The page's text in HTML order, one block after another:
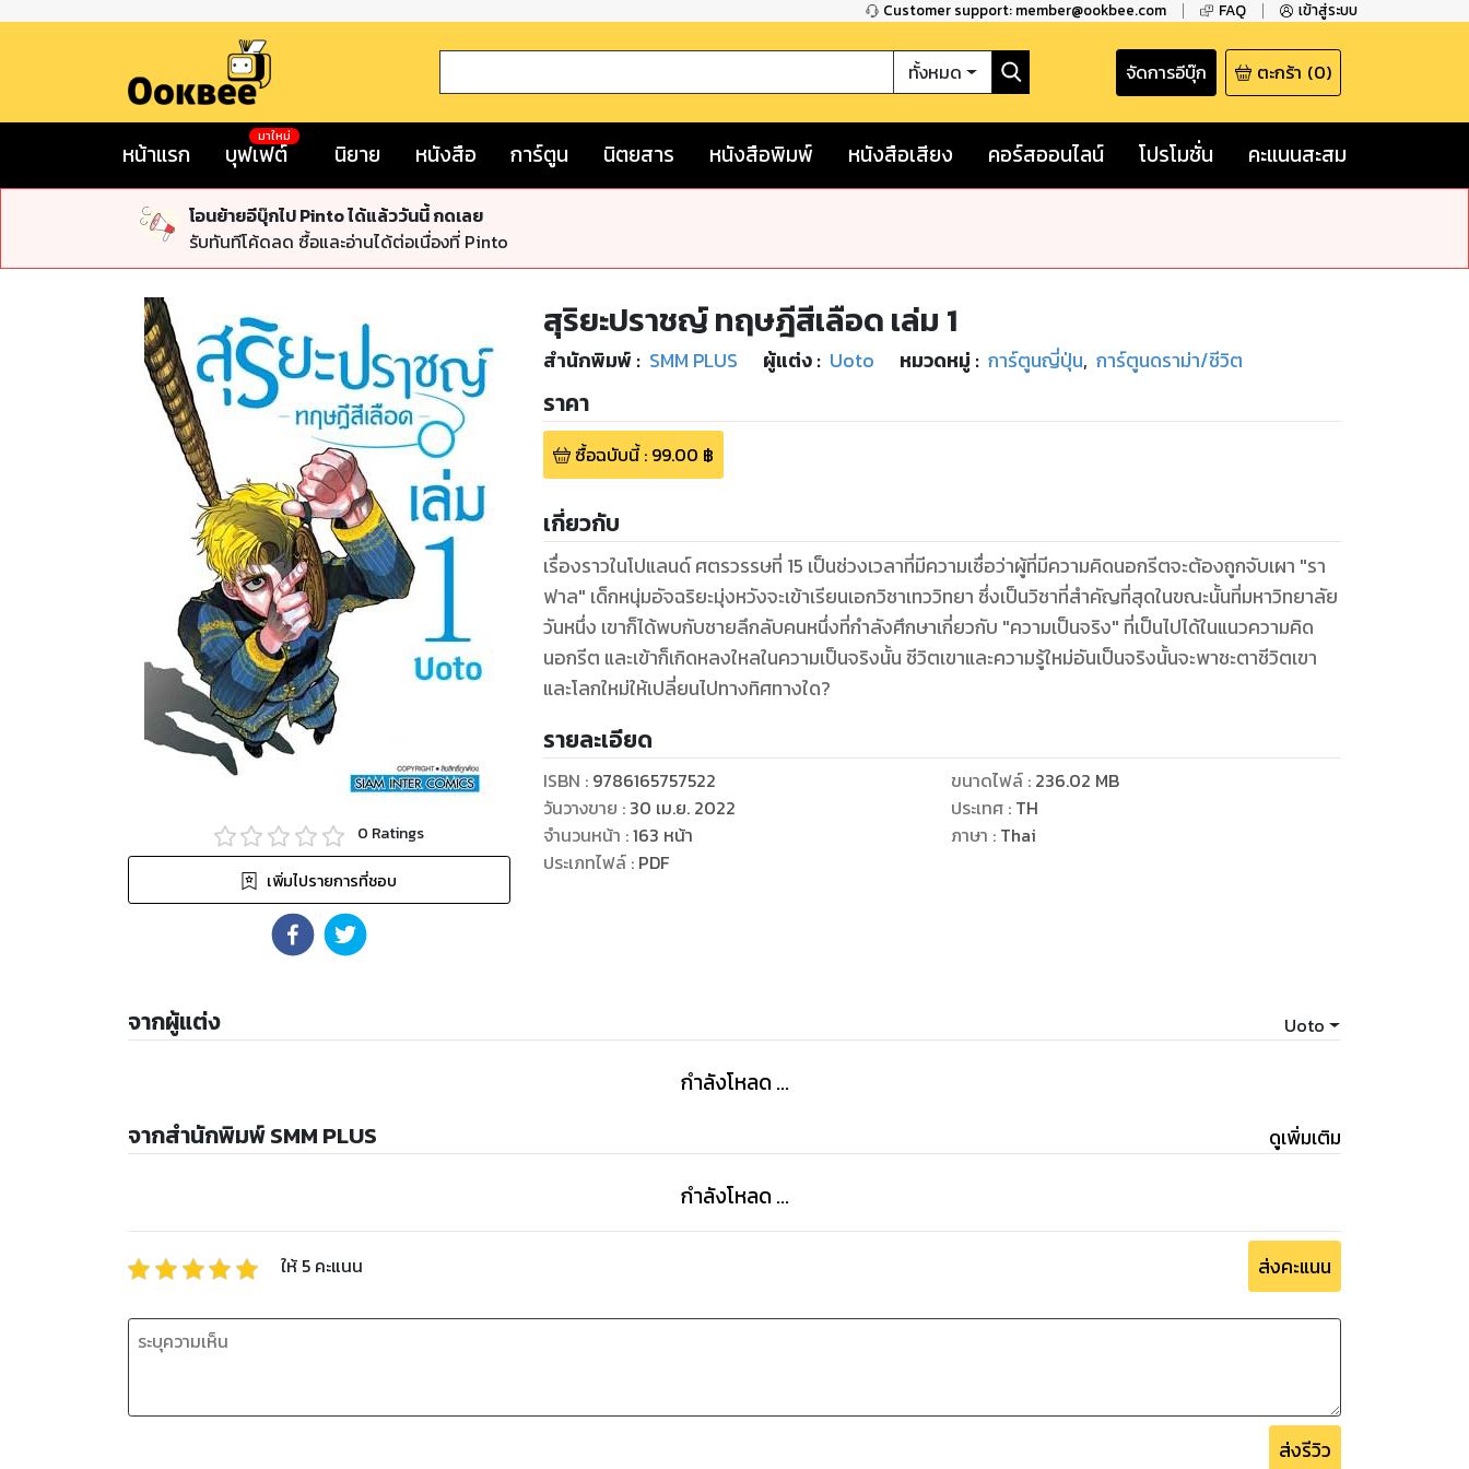
Customer support: member@ookbee.com FAQ เข้าสู่ระบบ
ทั้งหมด จัดการอีบุ๊ก ตะกร้า (0)
หน้าแรก บุฟเฟต์
มาใหม่
นิยาย หนังสือ การ์ตูน นิตยสาร หนังสือพิมพ์ หนังสือเสียง คอร์สออนไลน์ โปรโมชั่น คะแนนสะสม
โอนย้ายอีบุ๊กไป Pinto ได้แล้ววันนี้ กดเลย
รับทันทีโค้ดลด ซื้อและอ่านได้ต่อเนื่องที่ Pinto
0 Ratings
เพิ่มไปรายการที่ชอบ
สุริยะปราชญ์ ทฤษฎีสีเลือด เล่ม 1
สำนักพิมพ์ : SMM PLUS ผู้แต่ง : Uoto หมวดหมู่ : การ์ตูนญี่ปุ่น, การ์ตูนดราม่า/ชีวิต
ราคา
ซื้อฉบับนี้: 99.00 ฿
เกี่ยวกับ
เรื่องราวในโปแลนด์ ศตรวรรษที่ 15 เป็นช่วงเวลาที่มีความเชื่อว่าผู้ที่มีความคิดนอกรีตจะต้องถูกจับเผา "รา
ฟาล" เด็กหนุ่มอัจฉริยะมุ่งหวังจะเข้าเรียนเอกวิชาเทววิทยา ซึ่งเป็นวิชาที่สำคัญที่สุดในขณะนั้นที่มหาวิทยาลัย
วันหนึ่ง เขาก็ได้พบกับชายลึกลับคนหนึ่งที่กำลังศึกษาเกี่ยวกับ "ความเป็นจริง" ที่เป็นไปได้ในแนวความคิด
นอกรีต และเข้าก็เกิดหลงใหลในความเป็นจริงนั้น ชีวิตเขาและความรู้ใหม่อันเป็นจริงนั้นจะพาชะตาชีวิตเขา
รายละเอียด
ISBN : 9786165757522
วันวางขาย : 30 เม.ย. 2022
จำนวนหน้า :163 หน้า
ประเภทไฟล์: PDF
ขนาดไฟล์: 236.02 MB
ประเทศ : TH
ภาษา : Thai
จากผู้แต่ง Uoto
กำลังโหลด ...
จากสำนักพิมพ์ SMM PLUS ดูเพิ่มเติม
กำลังโหลด ...
ให้ 5 คะแนน ส่งคะแนน
ส่งรีวิว